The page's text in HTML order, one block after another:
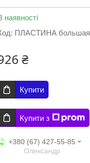
наявності
ПЛАСТИНА большая
₴
Купити
Купити з
+380 (67) 427-55-85
Олександр